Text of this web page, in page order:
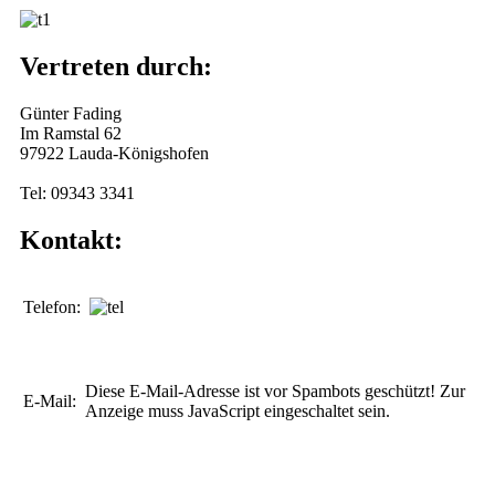
Vertreten durch:
Günter Fading
Im Ramstal 62
97922 Lauda-Königshofen
Tel: 09343 3341
Kontakt:
Telefon:
E-Mail:
Diese E-Mail-Adresse ist vor Spambots geschützt! Zur
Anzeige muss JavaScript eingeschaltet sein.